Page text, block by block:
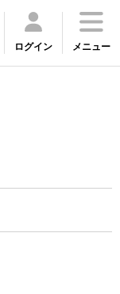
ログイン メニュー